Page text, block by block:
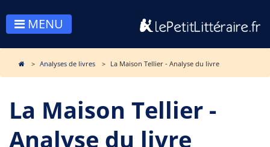
MENU
Analyses de livres La Maison Tellier - Analyse du livre
La Maison Tellier -
Analyse du livre